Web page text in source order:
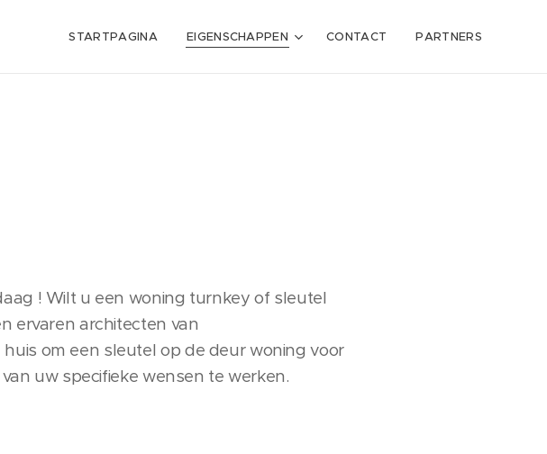
STARTPAGINA EIGENSCHAPPEN CONTACT PARTNERS
! Wilt u een woning turnkey of sleutel
ervaren architecten van
om een sleutel op de deur woning voor
uw specifieke wensen te werken.